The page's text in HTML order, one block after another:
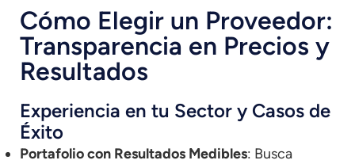
Cómo Elegir un Proveedor:
Transparencia en Precios y
Resultados
Experiencia en tu Sector y Casos de
Éxito
Portafolio con Resultados Medibles: Busca